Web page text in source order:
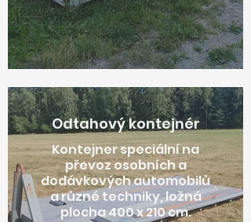
Odtahový kontejnér
Kontejner speciální na
převoz osobních a
dodávkových automobilů
a různé techniky, ložná
plocha 400 x 210 cm.